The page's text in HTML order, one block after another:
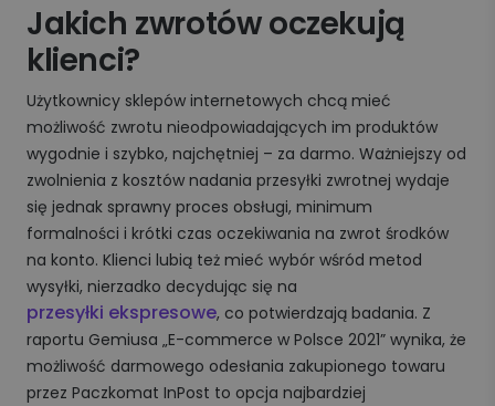
Jakich zwrotów oczekują
klienci?
Użytkownicy sklepów internetowych chcą mieć
możliwość zwrotu nieodpowiadających im produktów
wygodnie i szybko, najchętniej – za darmo. Ważniejszy od
zwolnienia z kosztów nadania przesyłki zwrotnej wydaje
się jednak sprawny proces obsługi, minimum
formalności i krótki czas oczekiwania na zwrot środków
na konto. Klienci lubią też mieć wybór wśród metod
wysyłki, nierzadko decydując się na
przesyłki ekspresowe, co potwierdzają badania. Z
raportu Gemiusa „E-commerce w Polsce 2021” wynika, że
możliwość darmowego odesłania zakupionego towaru
przez Paczkomat InPost to opcja najbardziej